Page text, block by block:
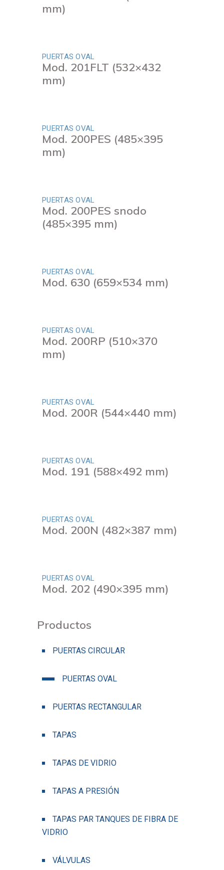
mm)
PUERTAS OVAL
Mod. 201FLT (532×432
mm)
PUERTAS OVAL
Mod. 200PES (485×395
mm)
PUERTAS OVAL
Mod. 200PES snodo
(485×395 mm)
PUERTAS OVAL
Mod. 630 (659×534 mm)
PUERTAS OVAL
Mod. 200RP (510×370
mm)
PUERTAS OVAL
Mod. 200R (544×440 mm)
PUERTAS OVAL
Mod. 191 (588×492 mm)
PUERTAS OVAL
Mod. 200N (482×387 mm)
PUERTAS OVAL
Mod. 202 (490×395 mm)
Productos
PUERTAS CIRCULAR
PUERTAS OVAL
PUERTAS RECTANGULAR
TAPAS
TAPAS DE VIDRIO
TAPAS A PRESIÓN
TAPAS PAR TANQUES DE FIBRA DE
VIDRIO
VÁLVULAS